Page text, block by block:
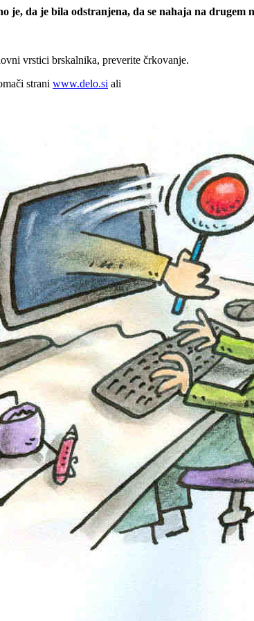
je, da je bila odstranjena, da se nahaja na drugem
vrstici brskalnika, preverite črkovanje.
strani www.delo.si ali